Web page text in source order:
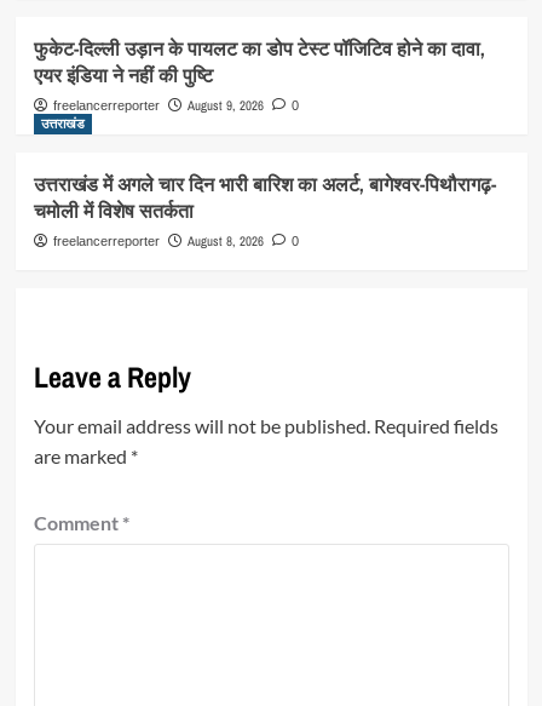
फुकेट-दिल्ली उड़ान के पायलट का डोप टेस्ट पॉजिटिव होने का दावा,
एयर इंडिया ने नहीं की पुष्टि
freelancerreporter August 9, 2026 0
उत्तराखंड
उत्तराखंड में अगले चार दिन भारी बारिश का अलर्ट, बागेश्वर-पिथौरागढ़-
चमोली में विशेष सतर्कता
freelancerreporter August 8, 2026 0
Leave a Reply
Your email address will not be published. Required fields
are marked *
Comment *